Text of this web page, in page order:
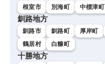
根室市 別海町 中標津町
釧路地方
釧路市 釧路町 厚岸町
鶴居村
白糠町
十勝地方